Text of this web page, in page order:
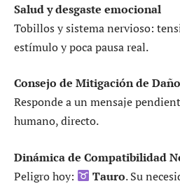
Salud y desgaste emocional
Tobillos y sistema nervioso:
estímulo y poca pausa real.
Consejo de Mitigación de
Responde a un mensaje
humano, directo.
Dinámica de Compatibilidad
Peligro hoy:
Tauro. Su